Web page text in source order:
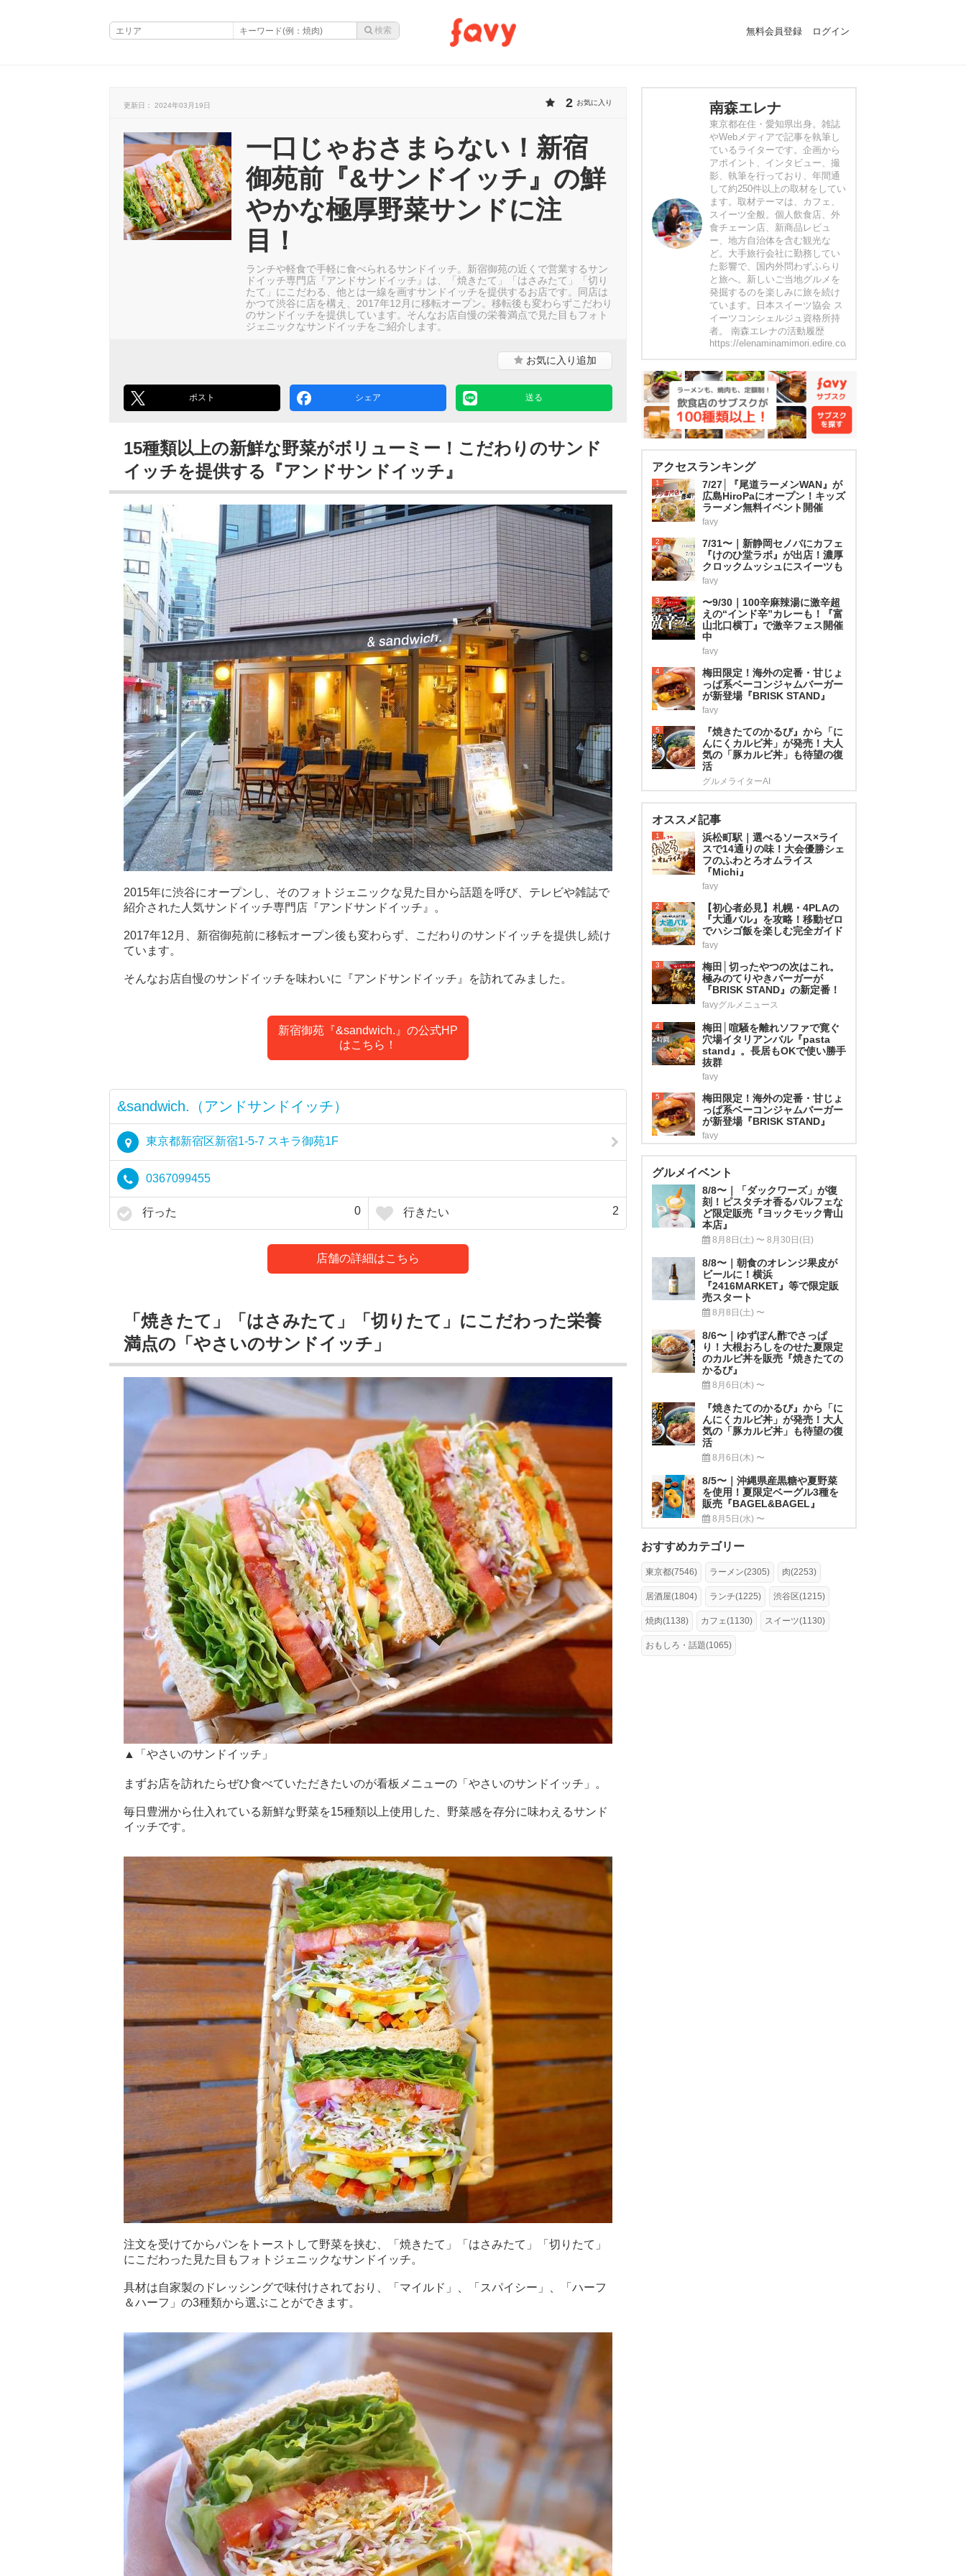
無料会員登録 ログイン
更新日： 2024年03月19日 2 お気に入り
一口じゃおさまらない！新宿
御苑前『&サンドイッチ』の鮮
やかな極厚野菜サンドに注
目！
ランチや軽食で手軽に食べられるサンドイッチ。新宿御苑の近くで営業するサン
ドイッチ専門店『アンドサンドイッチ』は、「焼きたて」「はさみたて」「切り
たて」にこだわる、他とは一線を画すサンドイッチを提供するお店です。同店は
かつて渋谷に店を構え、2017年12月に移転オープン。移転後も変わらずこだわり
のサンドイッチを提供しています。そんなお店自慢の栄養満点で見た目もフォト
ジェニックなサンドイッチをご紹介します。
お気に入り追加
ポスト シェア 送る
15種類以上の新鮮な野菜がボリューミー！こだわりのサンド
イッチを提供する『アンドサンドイッチ』
2015年に渋谷にオープンし、そのフォトジェニックな見た目から話題を呼び、テレビや雑誌で
紹介された人気サンドイッチ専門店『アンドサンドイッチ』。
2017年12月、新宿御苑前に移転オープン後も変わらず、こだわりのサンドイッチを提供し続け
ています。
そんなお店自慢のサンドイッチを味わいに『アンドサンドイッチ』を訪れてみました。
新宿御苑『&sandwich.』の公式HP
はこちら！
&sandwich.（アンドサンドイッチ）
東京都新宿区新宿1-5-7 スキラ御苑1F
0367099455
行った 0 行きたい 2
店舗の詳細はこちら
「焼きたて」「はさみたて」「切りたて」にこだわった栄養
満点の「やさいのサンドイッチ」
▲「やさいのサンドイッチ」
まずお店を訪れたらぜひ食べていただきたいのが看板メニューの「やさいのサンドイッチ」。
毎日豊洲から仕入れている新鮮な野菜を15種類以上使用した、野菜感を存分に味わえるサンド
イッチです。
注文を受けてからパンをトーストして野菜を挟む、「焼きたて」「はさみたて」「切りたて」
にこだわった見た目もフォトジェニックなサンドイッチ。
具材は自家製のドレッシングで味付けされており、「マイルド」、「スパイシー」、「ハーフ
＆ハーフ」の3種類から選ぶことができます。
南森エレナ
東京都在住・愛知県出身。雑誌
やWebメディアで記事を執筆し
ているライターです。企画から
アポイント、インタビュー、撮
影、執筆を行っており、年間通
して約250件以上の取材をしてい
ます。取材テーマは、カフェ、
スイーツ全般。個人飲食店、外
食チェーン店、新商品レビュ
ー、地方自治体を含む観光な
ど。大手旅行会社に勤務してい
た影響で、国内外問わずふらり
と旅へ。新しいご当地グルメを
発掘するのを楽しみに旅を続け
ています。日本スイーツ協会 ス
イーツコンシェルジュ資格所持
者。 南森エレナの活動履歴
https://elenaminamimori.edire.co/
アクセスランキング
1
7/27│『尾道ラーメンWAN』が
広島HiroPaにオープン！キッズ
ラーメン無料イベント開催
favy
2
7/31〜｜新静岡セノバにカフェ
『けのひ堂ラボ』が出店！濃厚
クロックムッシュにスイーツも
favy
3
〜9/30｜100辛麻辣湯に激辛超
えの“インド辛”カレーも！『富
山北口横丁』で激辛フェス開催
中
favy
4
梅田限定！海外の定番・甘じょ
っぱ系ベーコンジャムバーガー
が新登場『BRISK STAND』
favy
5
『焼きたてのかるび』から「に
んにくカルビ丼」が発売！大人
気の「豚カルビ丼」も待望の復
活
グルメライターAI
オススメ記事
1
浜松町駅｜選べるソース×ライ
スで14通りの味！大会優勝シェ
フのふわとろオムライス
『Michi』
favy
2
【初心者必見】札幌・4PLAの
『大通バル』を攻略！移動ゼロ
でハシゴ飯を楽しむ完全ガイド
favy
3
梅田│切ったやつの次はこれ。
極みのてりやきバーガーが
『BRISK STAND』の新定番！
favyグルメニュース
4
梅田│喧騒を離れソファで寛ぐ
穴場イタリアンバル『pasta
stand』。長居もOKで使い勝手
抜群
favy
5
梅田限定！海外の定番・甘じょ
っぱ系ベーコンジャムバーガー
が新登場『BRISK STAND』
favy
グルメイベント
8/8〜｜「ダックワーズ」が復
刻！ピスタチオ香るパルフェな
ど限定販売『ヨックモック青山
本店』
8月8日(土) 〜 8月30日(日)
8/8〜｜朝食のオレンジ果皮が
ビールに！横浜
『2416MARKET』等で限定販
売スタート
8月8日(土) 〜
8/6〜｜ゆずぽん酢でさっぱ
り！大根おろしをのせた夏限定
のカルビ丼を販売『焼きたての
かるび』
8月6日(木) 〜
『焼きたてのかるび』から「に
んにくカルビ丼」が発売！大人
気の「豚カルビ丼」も待望の復
活
8月6日(木) 〜
8/5〜｜沖縄県産黒糖や夏野菜
を使用！夏限定ベーグル3種を
販売『BAGEL&BAGEL』
8月5日(水) 〜
おすすめカテゴリー
東京都(7546) ラーメン(2305) 肉(2253)
居酒屋(1804) ランチ(1225) 渋谷区(1215)
焼肉(1138) カフェ(1130) スイーツ(1130)
おもしろ・話題(1065)